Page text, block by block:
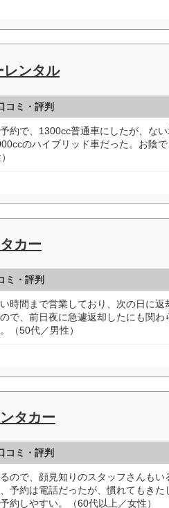
レンタル
コミ・評判
約で、1300cc普通車にしたが、な
のハイブリッド車だった。お陰で
カー
ミ・評判
時間まで営業しており、次の日に
で、前日夜に急遽返却したにも関
（50代／男性）
タカー
コミ・評判
ので、顔見知りのスタッフさんもい
予約は電話だったが、慣れてもき
約しやすい。（60代以上／女性）